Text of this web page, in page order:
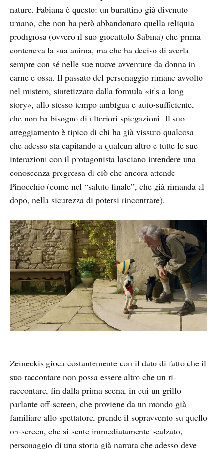
nature. Fabiana è questo: un burattino già divenuto
umano, che non ha però abbandonato quella reliquia
prodigiosa (ovvero il suo giocattolo Sabina) che prima
conteneva la sua anima, ma che ha deciso di averla
sempre con sé nelle sue nuove avventure da donna in
carne e ossa. Il passato del personaggio rimane avvolto
nel mistero, sintetizzato dalla formula «it’s a long
story», allo stesso tempo ambigua e auto-sufficiente,
che non ha bisogno di ulteriori spiegazioni. Il suo
atteggiamento è tipico di chi ha già vissuto qualcosa
che adesso sta capitando a qualcun altro e tutte le sue
interazioni con il protagonista lasciano intendere una
conoscenza pregressa di ciò che ancora attende
Pinocchio (come nel “saluto finale”, che già rimanda al
dopo, nella sicurezza di potersi rincontrare).
Zemeckis gioca costantemente con il dato di fatto che il
suo raccontare non possa essere altro che un ri-
raccontare, fin dalla prima scena, in cui un grillo
parlante off-screen, che proviene da un mondo già
familiare allo spettatore, prende il sopravvento su quello
on-screen, che si sente immediatamente scalzato,
personaggio di una storia già narrata che adesso deve